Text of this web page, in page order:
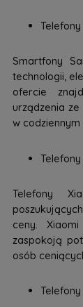
Smartfony
technologii,
ofercie
urządzenia
w codziennym
Telefony
ceny.
zaspokoją
osób